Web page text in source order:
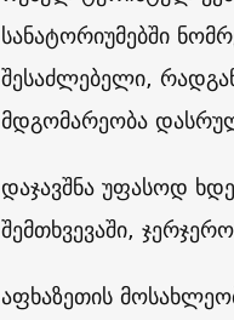
სანატორიუმებში
შესაძლებელი,
მდგომარეობა
დაჯავშნა უფასოდ
შემთხვევაში,
აფხაზეთის